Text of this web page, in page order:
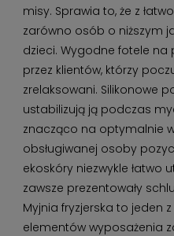
misy. Sprawia to, że z
zarówno osób o niższym
dzieci. Wygodne fotele
przez klientów, którzy
zrelaksowani. Silikonowe
ustabilizują ją podczas
znacząco na optymalnie
obsługiwanej osoby
ekoskóry niezwykle łatwo
zawsze prezentowały
Myjnia fryzjerska to jeden
elementów wyposażenia